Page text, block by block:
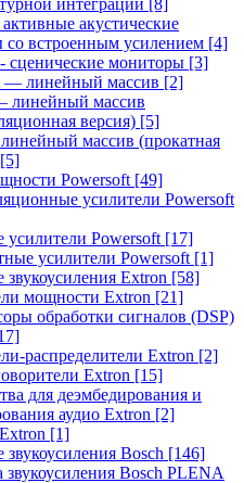
интеграции [8]
акустические
со встроенным усилением [4]
сценические мониторы [3]
линейный массив [2]
линейный массив
версия) [5]
массив (прокатная
[5]
Powersoft [49]
усилители Powersoft
усилители Powersoft [17]
усилители Powersoft [1]
Extron [58]
мощности Extron [21]
обработки сигналов (DSP)
распределители Extron [2]
Extron [15]
для деэмбедирования и
аудио Extron [2]
[1]
Bosch [146]
звукоусиления Bosch PLENA